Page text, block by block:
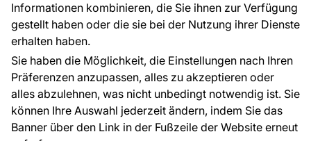
Informationen kombinieren, die Sie ihnen zur Verfügung
gestellt haben oder die sie bei der Nutzung ihrer Dienste
erhalten haben.
Sie haben die Möglichkeit, die Einstellungen nach Ihren
Präferenzen anzupassen, alles zu akzeptieren oder
alles abzulehnen, was nicht unbedingt notwendig ist. Sie
können Ihre Auswahl jederzeit ändern, indem Sie das
Banner über den Link in der Fußzeile der Website erneut
Kontakt
Haben Sie Fragen? Wir helfen Ihnen gerne weiter
und beraten Sie persönlich.
+49 781 95633072
service@tapeteneshop.de